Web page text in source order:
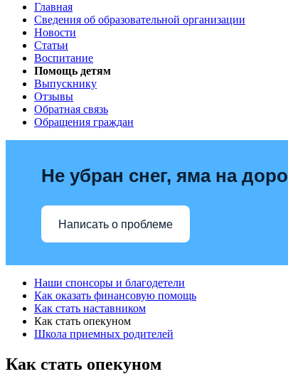
Главная
Сведения об образовательной организации
Новости
Статьи
Воспитание
Помощь детям
Выпускнику
Отзывы
Обратная связь
Обращения граждан
Не убран снег, яма на
Написать о проблеме
Наши спонсоры и благодетели
Как оказать финансовую помощь
Как стать наставником
Как стать опекуном
Школа приемных родителей
Как стать опекуном